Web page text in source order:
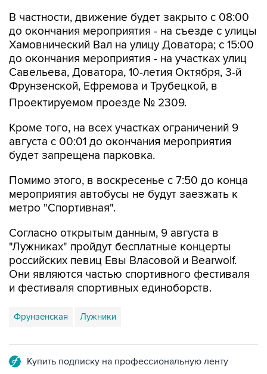
В частности, движение будет закрыто с 08:00
до окончания мероприятия - на съезде с улицы
Хамовнический Вал на улицу Доватора; с 15:00
до окончания мероприятия - на участках улиц
Савельева, Доватора, 10-летия Октября, 3-й
Фрунзенской, Ефремова и Трубецкой, в
Проектируемом проезде № 2309.
Кроме того, на всех участках ограничений 9
августа с 00:01 до окончания мероприятия
будет запрещена парковка.
Помимо этого, в воскресенье с 7:50 до конца
мероприятия автобусы не будут заезжать к
метро "Спортивная".
Согласно открытым данным, 9 августа в
"Лужниках" пройдут бесплатные концерты
российских певиц Евы Власовой и Bearwolf.
Они являются частью спортивного фестиваля
и фестиваля спортивных единоборств.
Фрунзенская Лужники
Купить подписку на профессиональную ленту